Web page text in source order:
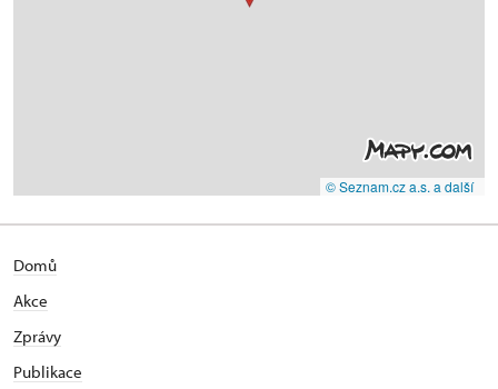
© Seznam.cz a.s. a další
Domů
Akce
Zprávy
Publikace